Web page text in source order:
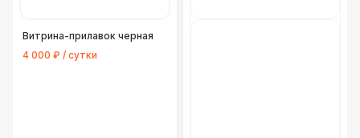
Витрина-прилавок черная
4 000 ₽ / сутки